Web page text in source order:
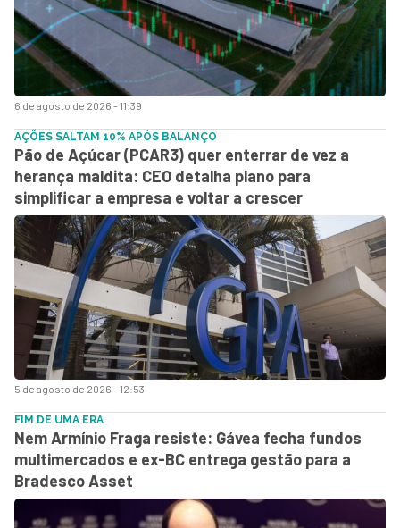
6 de agosto de 2026 - 11:39
5 de agosto de 2026 - 12:53
AÇÕES SALTAM 10% APÓS BALANÇO
Pão de Açúcar (PCAR3) quer enterrar de vez a
herança maldita: CEO detalha plano para
simplificar a empresa e voltar a crescer
FIM DE UMA ERA
Nem Armínio Fraga resiste: Gávea fecha fundos
multimercados e ex-BC entrega gestão para a
Bradesco Asset